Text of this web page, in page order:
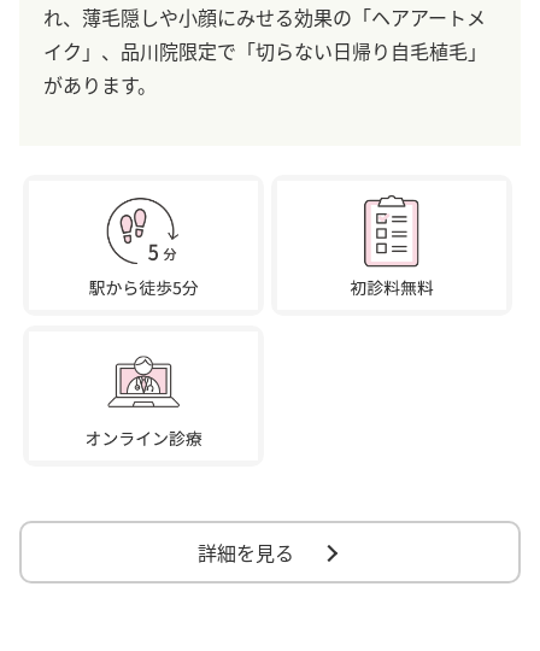
れ、薄毛隠しや小顔にみせる効果の「ヘアアートメ
イク」、品川院限定で「切らない日帰り自毛植毛」
があります。
詳細を見る